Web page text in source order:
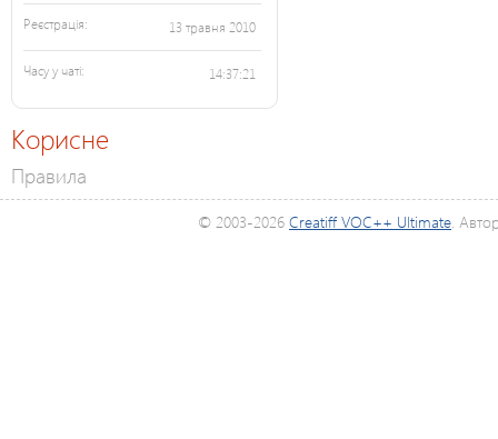
Реєстрація: 13 травня 2010
Часу у чаті: 14:37:21
Корисне
Правила
© 2003-2026 Creatiff VOC++ Ultimate.